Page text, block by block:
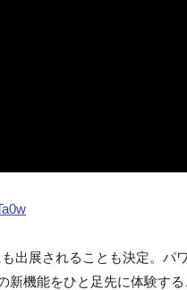
出展されることも決定。パ
新機能をひと足先に体験す